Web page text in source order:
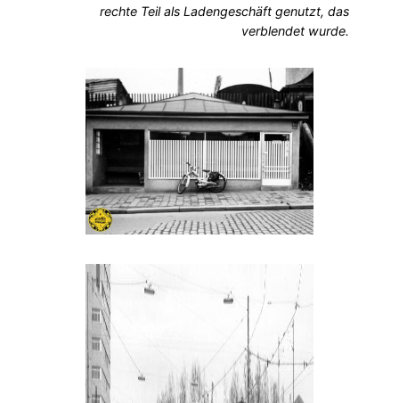
rechte Teil als Ladengeschäft genutzt, das
verblendet wurde.